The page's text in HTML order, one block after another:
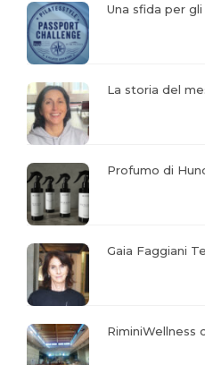
Una sfida per
La storia del
Profumo di
Gaia Faggiani
RiminiWellness